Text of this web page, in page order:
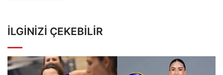
İLGINIZI ÇEKEBILIR